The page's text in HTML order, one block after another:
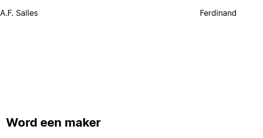
A.F. Salles Ferdinand
Word een maker